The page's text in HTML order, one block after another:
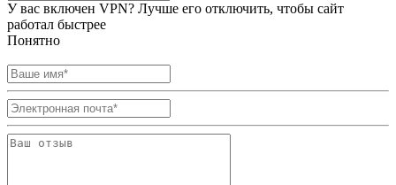
У вас включен VPN? Лучше его отключить, чтобы сайт
работал быстрее
Понятно